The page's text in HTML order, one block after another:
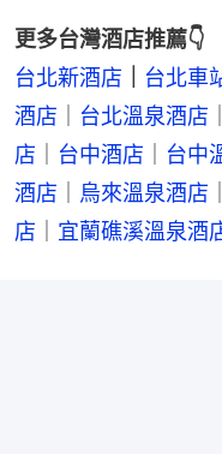
更多台灣酒店推薦👇
台北新酒店
台北車
酒店
台北溫泉酒店
店
台中酒店 台中
酒店
烏來溫泉酒店
店
宜蘭礁溪溫泉酒